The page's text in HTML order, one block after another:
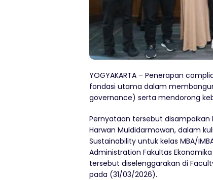
YOGYAKARTA – Penerapan
fondasi utama dalam
governance) serta mendorong
Pernyataan tersebut disampaikan
Harwan Muldidarmawan, dalam
Sustainability untuk kelas MBA/
Administration Fakultas Ekonomika
tersebut diselenggarakan di
pada (31/03/2026).